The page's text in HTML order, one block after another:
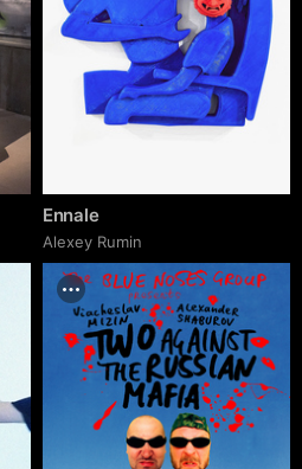
Ennale
Аlexey Rumin